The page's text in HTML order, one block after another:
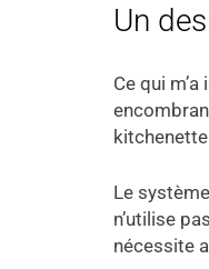
Un
Ce qui
Le
n’utilise
nécessite